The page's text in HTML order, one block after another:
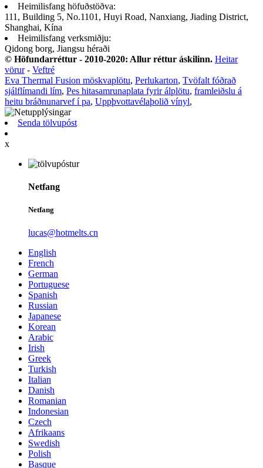
Heimilisfang höfuðstöðva:
111, Building 5, No.1101, Huyi Road, Nanxiang, Jiading District,
Shanghai, Kína
Heimilisfang verksmiðju:
Qidong borg, Jiangsu héraði
© Höfundarréttur - 2010-2020: Allur réttur áskilinn. Heitar
vörur- Veftré
Eva Thermal Fusion möskvaplötu, Perlukarton, Tvöfalt fóðrað
sjálflímandi lím, Pes hitasamrunaplata fyrir álplötu, framleiðslu á
heitu bráðnunarvef í pa, Uppþvottavélaþolið vínyl,
Senda tölvupóst
x
Netfang
Netfang
lucas@hotmelts.cn
English
French
German
Portuguese
Spanish
Russian
Japanese
Korean
Arabic
Irish
Greek
Turkish
Italian
Danish
Romanian
Indonesian
Czech
Afrikaans
Swedish
Polish
Basque